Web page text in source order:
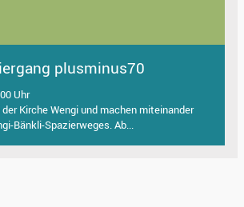
plusminus70
Uhr
Kirche Wengi und machen miteinander
Bänkli-Spazierweges. Ab...